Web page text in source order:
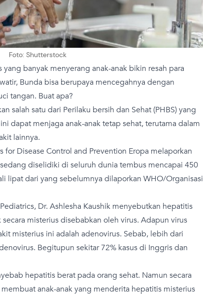
Foto: Shutterstock
banyak menyerang anak-anak bikin resah para
Bunda bisa berupaya mencegahnya dengan
tangan. Buat apa?
salah satu dari Perilaku bersih dan Sehat (PHBS) yang
dapat menjaga anak-anak tetap sehat, terutama dalam
lainnya.
for Disease Control and Prevention Eropa melaporkan
diselidiki di seluruh dunia tembus mencapai 450
lipat dari yang sebelumnya dilaporkan WHO/Organisasi
Dr. Ashlesha Kaushik menyebutkan hepatitis
misterius disebabkan oleh virus. Adapun virus
misterius ini adalah adenovirus. Sebab, lebih dari
Begitupun sekitar 72% kasus di Inggris dan
hepatitis berat pada orang sehat. Namun secara
anak-anak yang menderita hepatitis misterius